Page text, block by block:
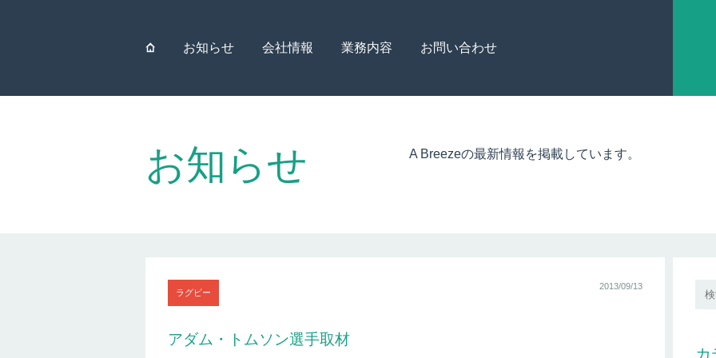
⌂ お知らせ 会社情報 業務内容 お問い合わせ
お知らせ A Breezeの最新情報を掲載しています。
ラグビー
2013/09/13
アダム・トムソン選手取材
カ